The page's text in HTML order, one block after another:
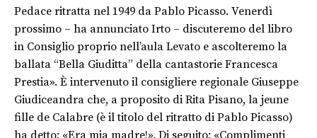
Pedace ritratta nel 1949 da Pablo Picasso. Venerdì
prossimo – ha annunciato Irto – discuteremo del libro
in Consiglio proprio nell’aula Levato e ascolteremo la
ballata “Bella Giuditta” della cantastorie Francesca
Prestia». È intervenuto il consigliere regionale Giuseppe
Giudiceandra che, a proposito di Rita Pisano, la jeune
fille de Calabre (è il titolo del ritratto di Pablo Picasso)